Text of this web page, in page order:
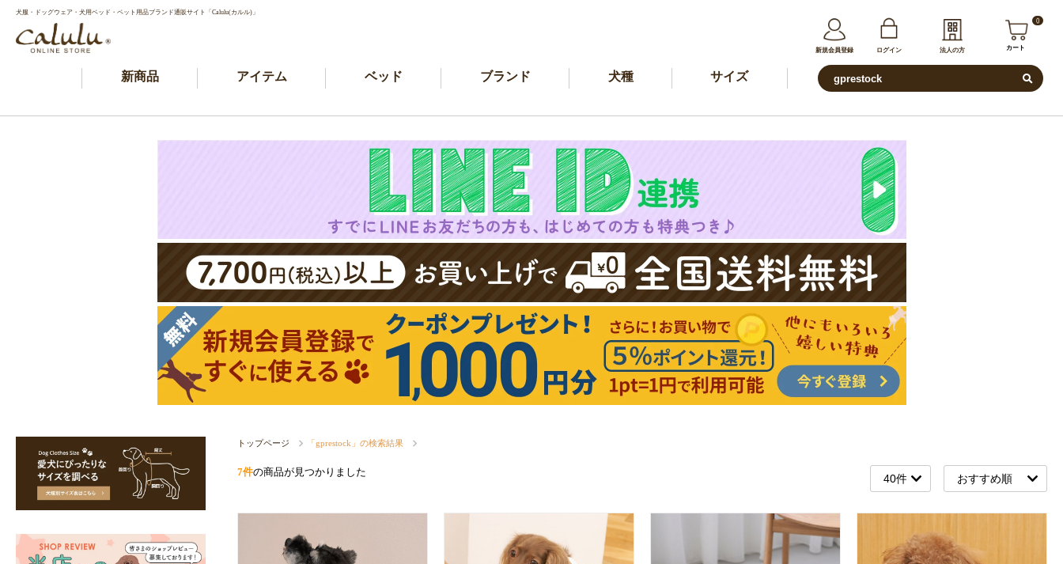
犬服・ドッグウェア・犬用ベッド・ペット用品ブランド通販サイト「Calulu(カルル)」
新規会員登録 ログイン 法人の方
0
カート
新商品 アイテム ベッド ブランド 犬種 サイズ
トップページ 「gprestock」の検索結果
7件の商品が見つかりました